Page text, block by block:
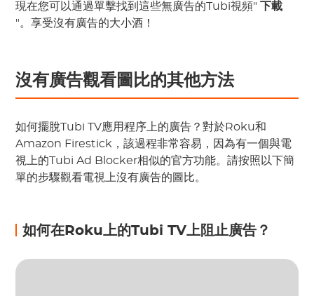
現在您可以通過單擊找到這些無廣告的Tubi視頻"
下載
"。享受沒有廣告的大小酒！
沒有廣告觀看圖比的其他方法
如何擺脫Tubi TV應用程序上的廣告？對於Roku和
Amazon Firestick，該過程非常容易，因為有一個與電
視上的Tubi Ad Blocker相似的官方功能。請按照以下簡
單的步驟觀看電視上沒有廣告的圖比。
如何在Roku上的Tubi TV上阻止廣告？